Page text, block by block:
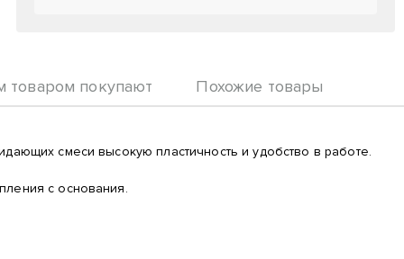
товаром покупают Похожие товары
смеси высокую пластичность и удобство в работе.
с основания.